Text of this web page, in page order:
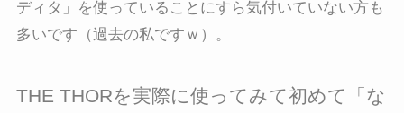
ディタ」を使っていることにすら気付いていない方も
多いです（過去の私ですｗ）。
THE THORを実際に使ってみて初めて「な